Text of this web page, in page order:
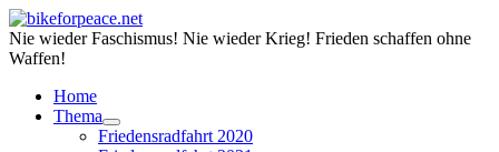
Nie wieder Faschismus! Nie wieder Krieg! Frieden schaffen ohne
Waffen!
Home
Thema
Friedensradfahrt 2020